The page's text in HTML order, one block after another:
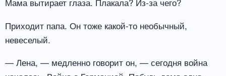
Приходит папа. Он тоже какой-то необычный,
невеселый.
— Лена, — медленно говорит он, — сегодня война